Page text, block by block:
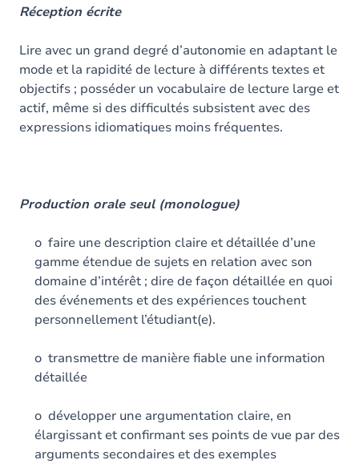
Réception écrite
Lire avec un grand degré d’autonomie en adaptant le
mode et la rapidité de lecture à différents textes et
objectifs ; posséder un vocabulaire de lecture large et
actif, même si des difficultés subsistent avec des
expressions idiomatiques moins fréquentes.
Production orale seul (monologue)
o faire une description claire et détaillée d’une
gamme étendue de sujets en relation avec son
domaine d’intérêt ; dire de façon détaillée en quoi
des événements et des expériences touchent
personnellement l’étudiant(e).
o transmettre de manière fiable une information
détaillée
o développer une argumentation claire, en
élargissant et confirmant ses points de vue par des
arguments secondaires et des exemples